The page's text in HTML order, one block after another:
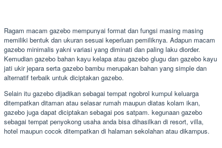
Ragam macam gazebo mempunyai format dan fungsi masing masing
memiliki bentuk dan ukuran sesuai keperluan pemiliknya. Adapun macam
gazebo minimalis yakni variasi yang diminati dan paling laku diorder.
Kemudian gazebo bahan kayu kelapa atau gazebo glugu dan gazebo kayu
jati ukir jepara serta gazebo bambu merupakan bahan yang simple dan
alternatif terbaik untuk diciptakan gazebo.
Selain itu gazebo dijadikan sebagai tempat ngobrol kumpul keluarga
ditempatkan ditaman atau selasar rumah maupun diatas kolam ikan,
gazebo juga dapat diciptakan sebagai pos satpam. kegunaan gazebo
sebagai tempat penyokong usaha anda bisa dihasilkan di resort, villa,
hotel maupun cocok ditempatkan di halaman sekolahan atau dikampus.